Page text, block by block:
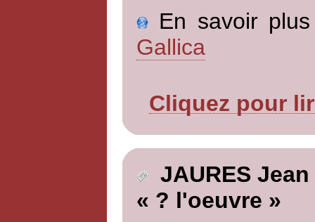
En savoir
Gallica
Cliquez pour
JAURES Jean
« ? l'oeuvre »